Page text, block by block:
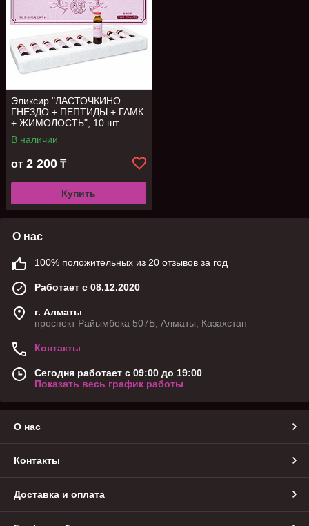
Эликсир "ЛАСТОЧКИНО
ГНЕЗДО + ПЕПТИДЫ + ГАМК
+ ЖИМОЛОСТЬ", 10 шт
В наличии
от 2 200 ₸
Купить
О нас
100% положительных из 20 отзывов за год
Работает с 08.12.2020
г. Алматы
проспект Райымбека 507Б, Алматы, Казахстан
Контакты
Сегодня работает с 09:00 до 19:00
Показать весь график работы
О нас
Контакты
Доставка и оплата